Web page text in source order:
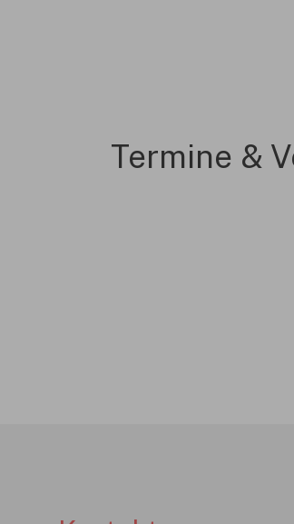
Termine &